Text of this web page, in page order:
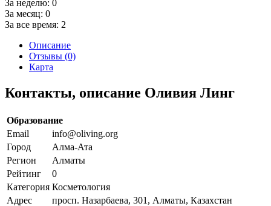
За неделю: 0
За месяц: 0
За все время: 2
Описание
Отзывы (0)
Карта
Контакты, описание Оливия Линг
Образование
Email
info@oliving.org
Город
Алма-Ата
Регион
Алматы
Рейтинг
0
Категория Косметология
Адрес
просп. Назарбаева, 301, Алматы, Казахстан